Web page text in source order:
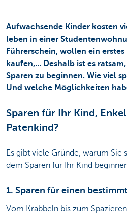
Aufwachsende Kinder kosten
leben in einer
Führerschein, wollen ein
kaufen,... Deshalb ist es
Sparen zu beginnen. Wie viel
Und welche Möglichkeiten
Sparen für Ihr Kind,
Patenkind?
Es gibt viele Gründe, warum
dem Sparen für Ihr Kind
1. Sparen für einen
Vom Krabbeln bis zum